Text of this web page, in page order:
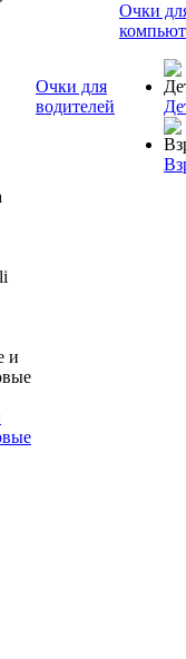
Очки для
водителей
Очки